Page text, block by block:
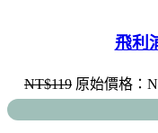
飛利
NT$119 原始價格：